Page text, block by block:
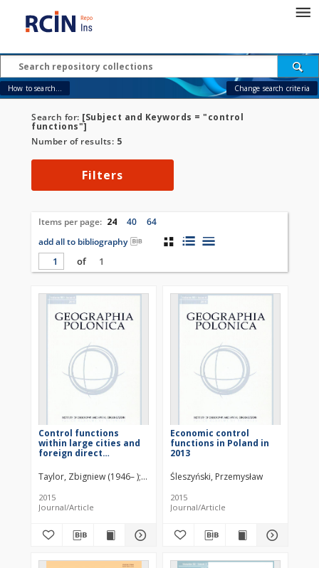
How to search... Change search criteria
Search for: [Subject and Keywords = "control
functions"]
Number of results: 5
Filters
Items per page: 24 40
64
add all to bibliography
of
1
Control functions
within large cities and
foreign direct
transport sector:
Empirical evidence
from Poland
Taylor, Zbigniew (1946– ) Ciechański, Ariel
2015
Journal/Article
Economic control
functions in Poland in
2013
Śleszyński, Przemysław
2015
Journal/Article